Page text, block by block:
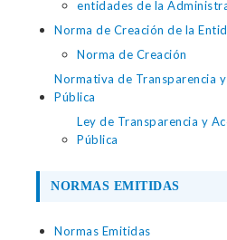
entidades de la
Norma de Creación de la
Norma de Creación
Normativa de Transparencia
Pública
Ley de Transparencia y
Pública
NORMAS EMITIDAS
Normas Emitidas